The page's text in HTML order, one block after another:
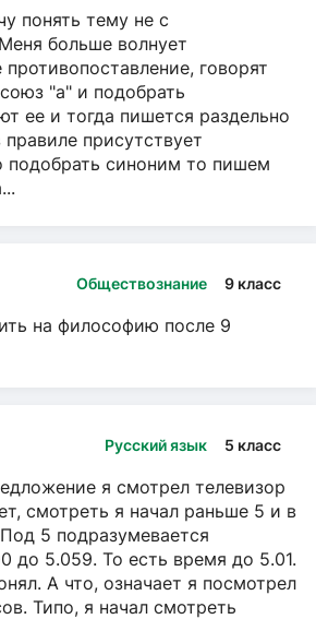
понять тему не с
больше волнует
говорят
"а" и подобрать
ее и тогда пишется раздельно
присутствует
подобрать синоним то пишем
Обществознание 9 класс
на философию после 9
Русский язык 5 класс
я смотрел телевизор
смотреть я начал раньше 5 и в
5 подразумевается
до 5.059. То есть время до 5.01.
А что, означает я посмотрел
Типо, я начал смотреть